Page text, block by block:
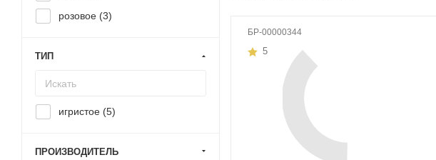
БР-00000344
5
розовое (3)
ТИП
игристое (5)
ПРОИЗВОДИТЕЛЬ